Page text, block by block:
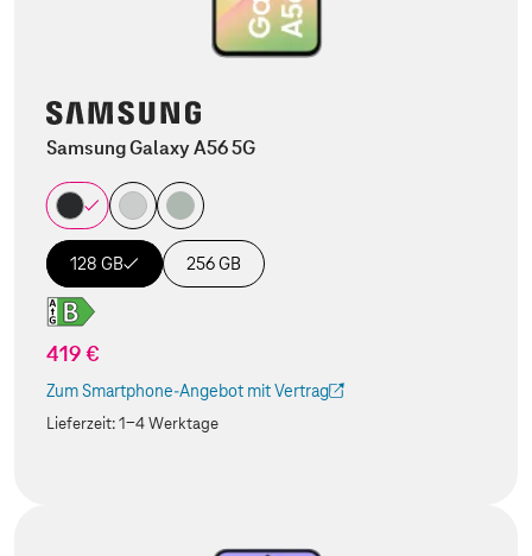
Samsung Galaxy A56 5G
128 GB 256 GB
419 €
Zum Smartphone-Angebot mit Vertrag
(Der Link wird in einem neuen Tab geöffnet)
Lieferzeit:1-4 Werktage